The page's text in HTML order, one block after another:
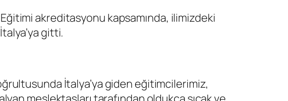
akreditasyonu kapsamında, ilimizdeki
gitti.
İtalya’ya giden eğitimcilerimiz,